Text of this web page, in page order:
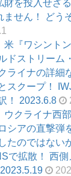
財を投入せざ
せん！ どう
米『ワシント
ドストリーム
ライナの詳細
スクープ！
！ 2023.6.8
ウクライナ西
シアの直撃弾
たのではない
で拡散！ 西側